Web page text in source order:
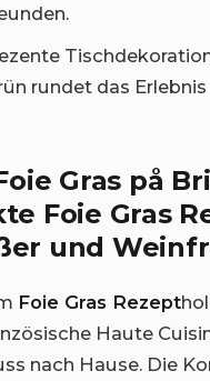
rundet das Erlebnis
Gras på
Foie Gras
und
Foie Gras Rezept
Haute
nach Hause. Die